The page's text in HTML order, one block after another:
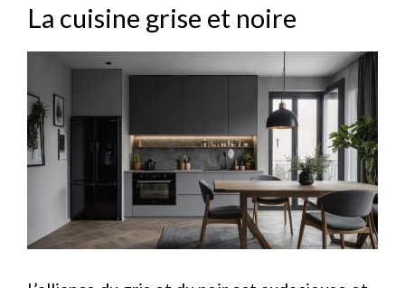
La cuisine grise et noire